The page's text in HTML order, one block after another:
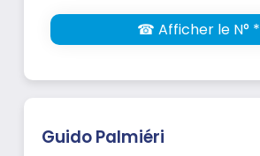
☎ Afficher le N° *
Guido Palmiéri